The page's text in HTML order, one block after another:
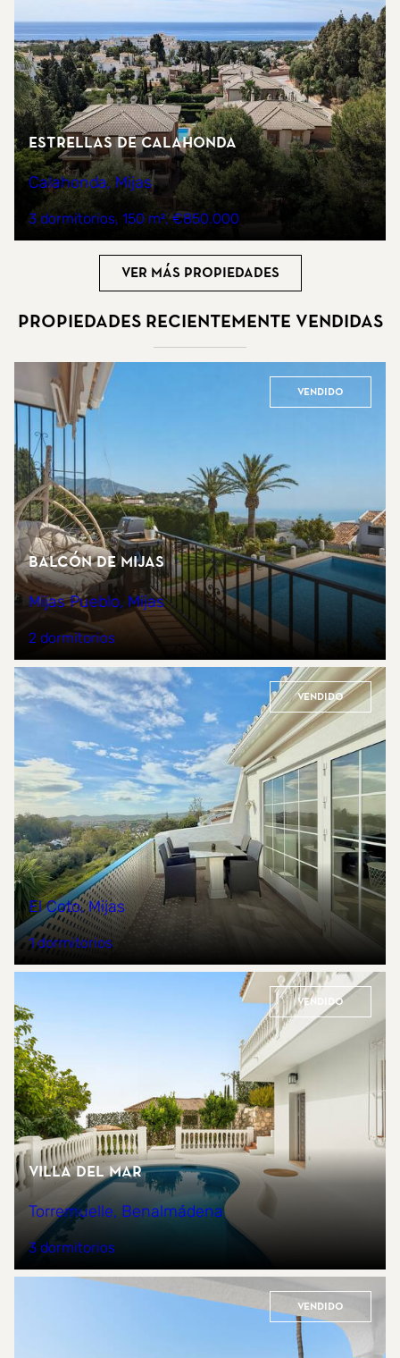
Estrellas de Calahonda
Calahonda, Mijas
3 dormitorios 150 m² €850.000
Ver más propiedades
Propiedades recientemente vendidas
Vendido
Balcón de Mijas
Mijas Pueblo, Mijas
2 dormitorios
Vendido
El Coto, Mijas
1 dormitorios
Vendido
Villa del Mar
Torremuelle, Benalmádena
3 dormitorios
Vendido